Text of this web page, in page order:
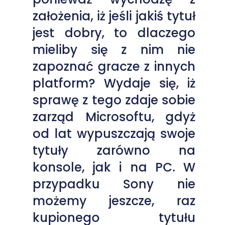
założenia, iż jeśli jakiś tytuł
jest dobry, to dlaczego
mieliby się z nim nie
zapoznać gracze z innych
platform? Wydaje się, iż
sprawę z tego zdaje sobie
zarząd Microsoftu, gdyż
od lat wypuszczają swoje
tytuły zarówno na
konsole, jak i na PC. W
przypadku Sony nie
możemy jeszcze, raz
kupionego tytułu